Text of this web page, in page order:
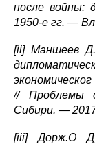
после войны:
1950-е гг. —
[ii] Маншеев
// Проблемы
Сибири. —
[iii] Дорж.О